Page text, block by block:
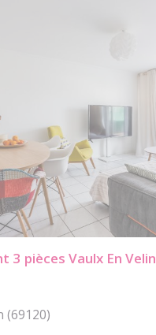
3 pièces Vaulx En Velin
(69120)